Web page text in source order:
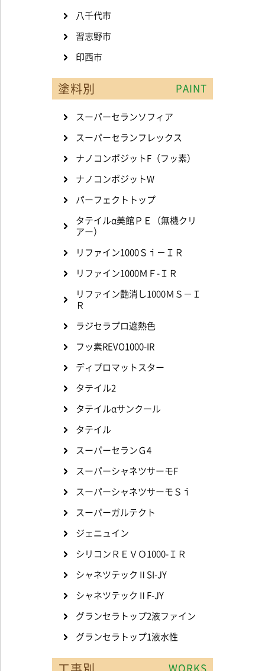
八千代市
習志野市
印西市
塗料別 PAINT
スーパーセランソフィア
スーパーセランフレックス
ナノコンポジットF（フッ素）
ナノコンポジットW
パーフェクトトップ
タテイルα美館ＰＥ（無機クリ
アー）
リファイン1000Ｓｉ－ＩＲ
リファイン1000ＭＦ-ＩＲ
リファイン艶消し1000ＭＳ－Ｉ
Ｒ
ラジセラプロ遮熱色
フッ素REVO1000-IR
ディプロマットスター
タテイル2
タテイルαサンクール
タテイル
スーパーセランＧ4
スーパーシャネツサーモF
スーパーシャネツサーモＳｉ
スーパーガルテクト
ジェニュイン
シリコンＲＥＶＯ1000-ＩＲ
シャネツテックⅡSI-JY
シャネツテックⅡF-JY
グランセラトップ2液ファイン
グランセラトップ1液水性
工事別 WORKS